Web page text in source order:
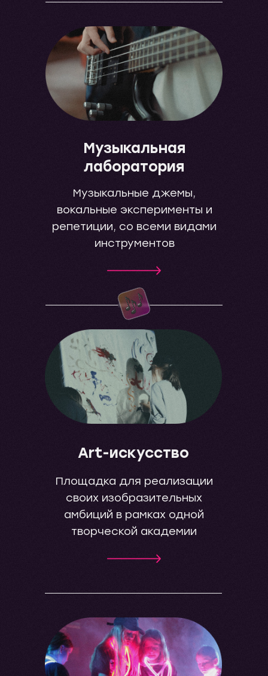
Музыкальная
лаборатория
Музыкальные джемы,
вокальные эксперименты и
репетиции, со всеми видами
инструментов
Площадка для реализации
своих изобразительных
амбиций в рамках одной
творческой академии
Art-искусство